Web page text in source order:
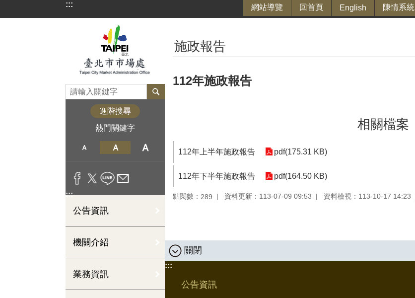
跳到主要內容區塊
::: 網站導覽 回首頁 English 陳情系統
進階搜尋
熱門關鍵字
:::
公告資訊
機關介紹
業務資訊
施政報告
112年施政報告
相關檔案
112年上半年施政報告 pdf(175.31 KB)
112年下半年施政報告 pdf(164.50 KB)
點閱數： 289 資料更新：113-07-09 09:53 資料檢視：113-10-17 14:23
關閉
:::
公告資訊